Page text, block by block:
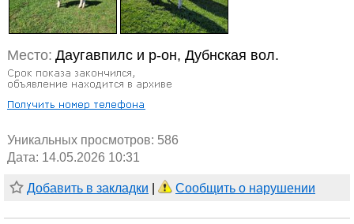
Место: Даугавпилс и р-он, Дубнская вол.
Уникальных просмотров: 586
Дата: 14.05.2026 10:31
Добавить в закладки Сообщить о нарушении